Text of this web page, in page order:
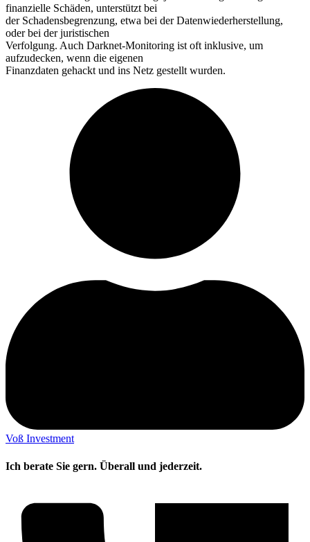
finanzielle Schäden, unterstützt bei
der Schadensbegrenzung, etwa bei der Datenwiederherstellung,
oder bei der juristischen
Verfolgung. Auch Darknet-Monitoring ist oft inklusive, um
aufzudecken, wenn die eigenen
Finanzdaten gehackt und ins Netz gestellt wurden.
Voß Investment
Ich berate Sie gern. Überall und jederzeit.